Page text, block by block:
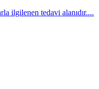
ilgilenen tedavi alanıdır....